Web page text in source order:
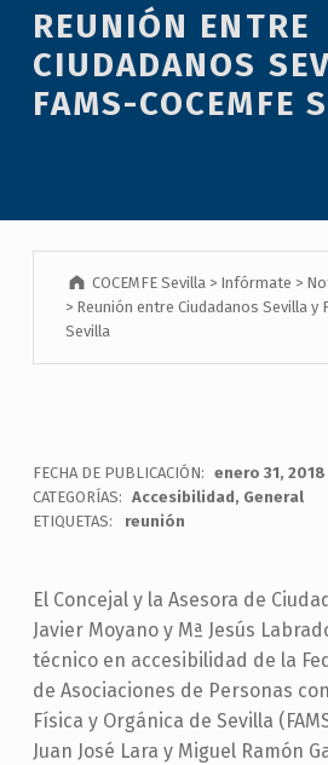
REUNIÓN ENTRE
CIUDADANOS
FAMS-COCEMFE
COCEMFE Sevilla > Infórmate >
> Reunión entre Ciudadanos Sevilla y
Sevilla
FECHA DE PUBLICACIÓN: enero 31, 2018
CATEGORÍAS: Accesibilidad, General
ETIQUETAS:
reunión
El Concejal y la Asesora de
Javier Moyano y Mª Jesús
técnico en accesibilidad de la
de Asociaciones de Personas
Física y Orgánica de Sevilla
Juan José Lara y Miguel Ramón